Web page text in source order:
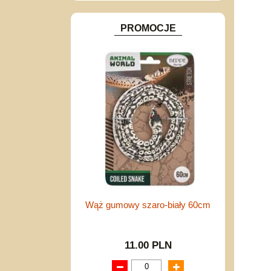
PROMOCJE
Wąż gumowy szaro-biały 60cm
11.00 PLN